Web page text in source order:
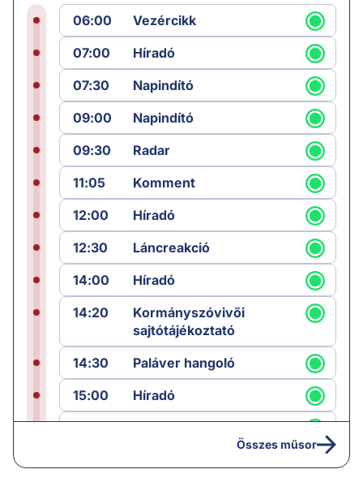
06:00
Vezércikk
07:00
Híradó
07:30
Napindító
09:00
Napindító
09:30
Radar
11:05
Komment
12:00
Híradó
12:30
Láncreakció
14:00
Híradó
14:20
Kormányszóvivői
sajtótájékoztató
14:30
Paláver hangoló
15:00
Híradó
15:30
Paláver
Összes műsor